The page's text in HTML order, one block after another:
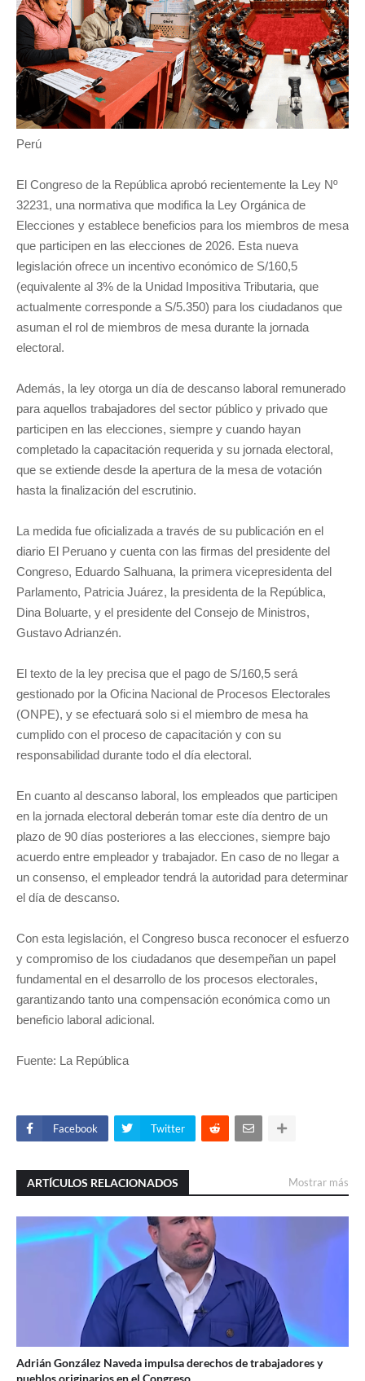
Perú
El Congreso de la República aprobó recientemente la Ley Nº
32231, una normativa que modifica la Ley Orgánica de
Elecciones y establece beneficios para los miembros de mesa
que participen en las elecciones de 2026. Esta nueva
legislación ofrece un incentivo económico de S/160,5
(equivalente al 3% de la Unidad Impositiva Tributaria, que
actualmente corresponde a S/5.350) para los ciudadanos que
asuman el rol de miembros de mesa durante la jornada
electoral.
Además, la ley otorga un día de descanso laboral remunerado
para aquellos trabajadores del sector público y privado que
participen en las elecciones, siempre y cuando hayan
completado la capacitación requerida y su jornada electoral,
que se extiende desde la apertura de la mesa de votación
hasta la finalización del escrutinio.
La medida fue oficializada a través de su publicación en el
diario El Peruano y cuenta con las firmas del presidente del
Congreso, Eduardo Salhuana, la primera vicepresidenta del
Parlamento, Patricia Juárez, la presidenta de la República,
Dina Boluarte, y el presidente del Consejo de Ministros,
Gustavo Adrianzén.
El texto de la ley precisa que el pago de S/160,5 será
gestionado por la Oficina Nacional de Procesos Electorales
(ONPE), y se efectuará solo si el miembro de mesa ha
cumplido con el proceso de capacitación y con su
responsabilidad durante todo el día electoral.
En cuanto al descanso laboral, los empleados que participen
en la jornada electoral deberán tomar este día dentro de un
plazo de 90 días posteriores a las elecciones, siempre bajo
acuerdo entre empleador y trabajador. En caso de no llegar a
un consenso, el empleador tendrá la autoridad para determinar
el día de descanso.
Con esta legislación, el Congreso busca reconocer el esfuerzo
y compromiso de los ciudadanos que desempeñan un papel
fundamental en el desarrollo de los procesos electorales,
garantizando tanto una compensación económica como un
beneficio laboral adicional.
Fuente: La República
Facebook Twitter
ARTÍCULOS RELACIONADOS Mostrar más
Adrián González Naveda impulsa derechos de trabajadores y
pueblos originarios en el Congreso